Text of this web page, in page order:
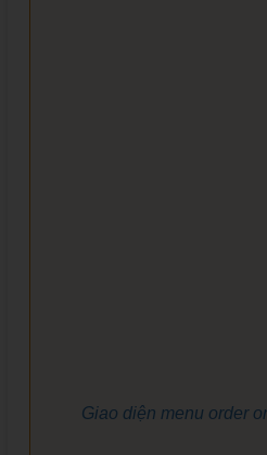
Giao diện menu order